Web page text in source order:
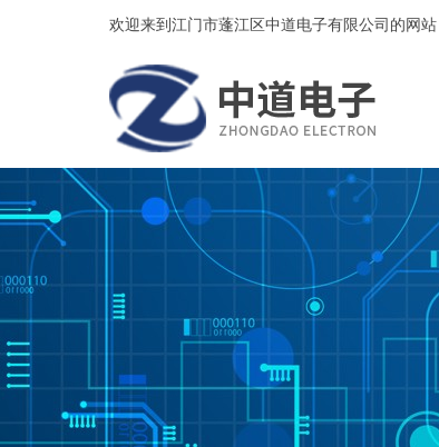
欢迎来到江门市蓬江区中道电子有限公司的网站